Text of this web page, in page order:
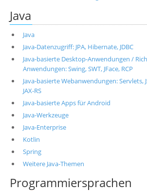
Java
Java
Java-Datenzugriff: JPA, Hibernate, JDBC
Java-basierte Desktop-Anwendungen /
Anwendungen: Swing, SWT, JFace, RCP
Java-basierte Webanwendungen: Servlets,
JAX-RS
Java-basierte Apps für Android
Java-Werkzeuge
Java-Enterprise
Kotlin
Spring
Weitere Java-Themen
Programmiersprachen